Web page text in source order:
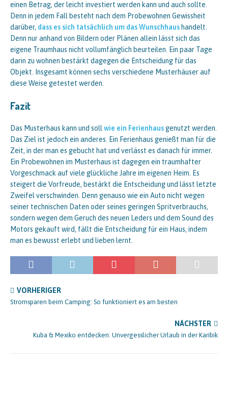
einen Betrag, der leicht investiert werden kann und auch sollte.
Denn in jedem Fall besteht nach dem Probewohnen Gewissheit
darüber, dass es sich tatsächlich um das Wunschhaus handelt.
Denn nur anhand von Bildern oder Plänen allein lässt sich das
eigene Traumhaus nicht vollumfänglich beurteilen. Ein paar Tage
darin zu wohnen bestärkt dagegen die Entscheidung für das
Objekt. Insgesamt können sechs verschiedene Musterhäuser auf
diese Weise getestet werden.
Fazit
Das Musterhaus kann und soll wie ein Ferienhausgenutzt werden.
Das Ziel ist jedoch ein anderes. Ein Ferienhaus genießt man für die
Zeit, in der man es gebucht hat und verlässt es danach für immer.
Ein Probewohnen im Musterhaus ist dagegen ein traumhafter
Vorgeschmack auf viele glückliche Jahre im eigenen Heim. Es
steigert die Vorfreude, bestärkt die Entscheidung und lässt letzte
Zweifel verschwinden. Denn genauso wie ein Auto nicht wegen
seiner technischen Daten oder seines geringen Spritverbrauchs,
sondern wegen dem Geruch des neuen Leders und dem Sound des
Motors gekauft wird, fällt die Entscheidung für ein Haus, indem
man es bewusst erlebt und lieben lernt.
VORHERIGER
Stromsparen beim Camping: So funktioniert es am besten
NÄCHSTER
Kuba & Mexiko entdecken: Unvergesslicher Urlaub in der Karibik